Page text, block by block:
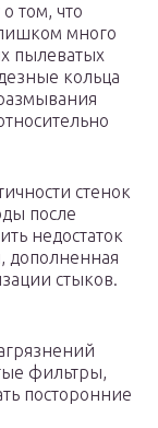
том, что
много
пылеватых
кольца
стенок
после
недостаток
дополненная
стыков.
фильтры,
посторонние